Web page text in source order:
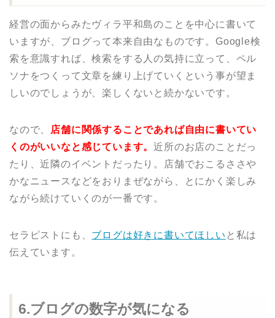
経営の面からみたヴィラ平和島のことを中心に書いて
いますが、ブログって本来自由なものです。Google検
索を意識すれば、検索をする人の気持に立って、ペル
ソナをつくって文章を練り上げていくという事が望ま
しいのでしょうが、楽しくないと続かないです。
なので、
店舗に関係することであれば自由に書いてい
くのがいいなと感じています。近所のお店のことだっ
たり、近隣のイベントだったり。店舗でおこるささや
かなニュースなどをおりまぜながら、とにかく楽しみ
ながら続けていくのが一番です。
セラピストにも、 ブログは好きに書いてほしい と私は
伝えています。
6.ブログの数字が気になる